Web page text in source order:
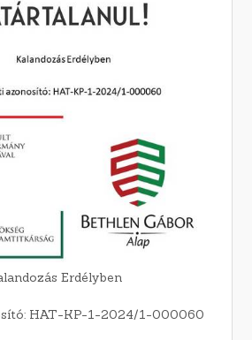
Erdélyben
HAT-KP-1-2024/1-000060